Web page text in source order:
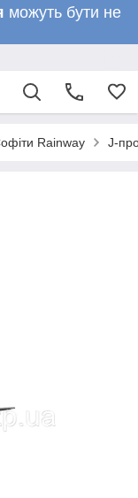
можуть бути не
Rainway J-